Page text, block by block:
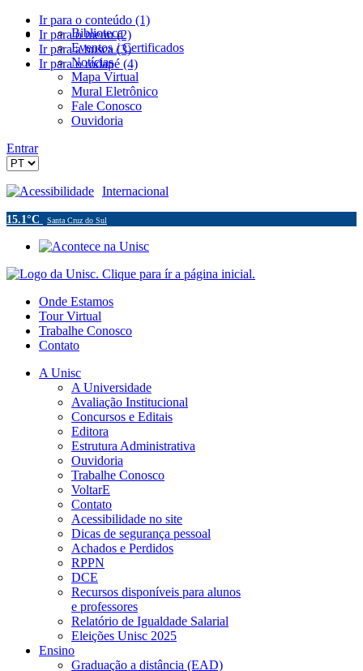
Ir para o conteúdo (1)
Ir para o menu (2)
Ir para a busca (3)
Ir para o rodapé (4)
Biblioteca
Eventos / Certificados
Notícias
Mapa Virtual
Mural Eletrônico
Fale Conosco
Ouvidoria
Entrar
Acessibilidade Internacional
15.1°C Santa Cruz do Sul
Onde Estamos
Tour Virtual
Trabalhe Conosco
Contato
A Unisc
A Universidade
Avaliação Institucional
Concursos e Editais
Editora
Estrutura Administrativa
Ouvidoria
Trabalhe Conosco
VoltarE
Contato
Acessibilidade no site
Dicas de segurança pessoal
Achados e Perdidos
RPPN
DCE
Recursos disponíveis para alunos
e professores
Relatório de Igualdade Salarial
Eleições Unisc 2025
Ensino
Graduação a distância (EAD)